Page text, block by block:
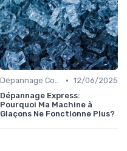
Dépannage Courant • 12/06/2025
Dépannage Express:
Pourquoi Ma Machine à
Glaçons Ne Fonctionne Plus?